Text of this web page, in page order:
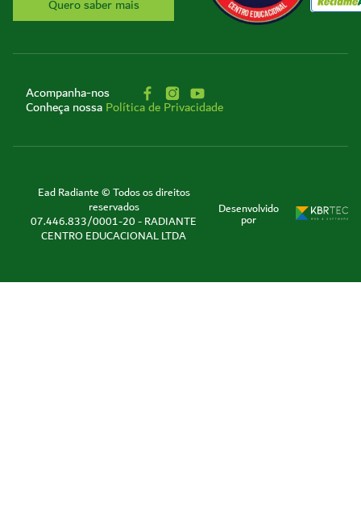
Quero saber mais
Acompanha-nos
Conheça nossaPolítica de Privacidade
Ead Radiante © Todos os direitos
reservados
07.446.833/0001-20 - RADIANTE
CENTRO EDUCACIONAL LTDA
Desenvolvido
por